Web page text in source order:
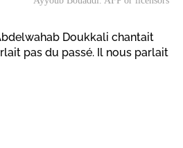
Doukkali chantait
pas du passé. Il nous parlait